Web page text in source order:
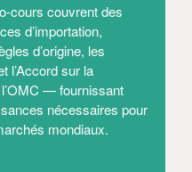
cours couvrent des
d’importation,
d’origine, les
l’Accord sur la
— fournissant
nécessaires pour
mondiaux.